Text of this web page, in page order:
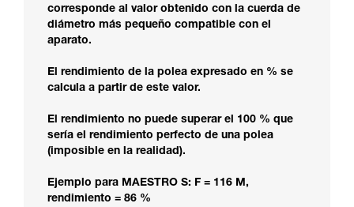
corresponde al valor obtenido con la cuerda de
diámetro más pequeño compatible con el
aparato.
El rendimiento de la polea expresado en % se
calcula a partir de este valor.
El rendimiento no puede superar el 100 % que
sería el rendimiento perfecto de una polea
(imposible en la realidad).
Ejemplo para MAESTRO S: F = 116 M,
rendimiento = 86 %